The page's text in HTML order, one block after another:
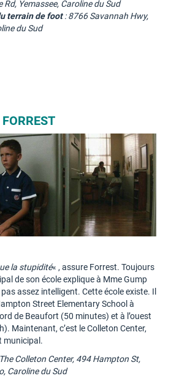
Rd, Yemassee, Caroline du Sud
terrain de foot:8766 Savannah Hwy,
du Sud
FORREST
la stupidité« , assure Forrest. Toujours
de son école explique à Mme Gump
assez intelligent. Cette école existe. Il
Street Elementary School à
de Beaufort (50 minutes) et à l’ouest
Maintenant, c’est le Colleton Center,
municipal.
Colleton Center, 494 Hampton St,
Caroline du Sud